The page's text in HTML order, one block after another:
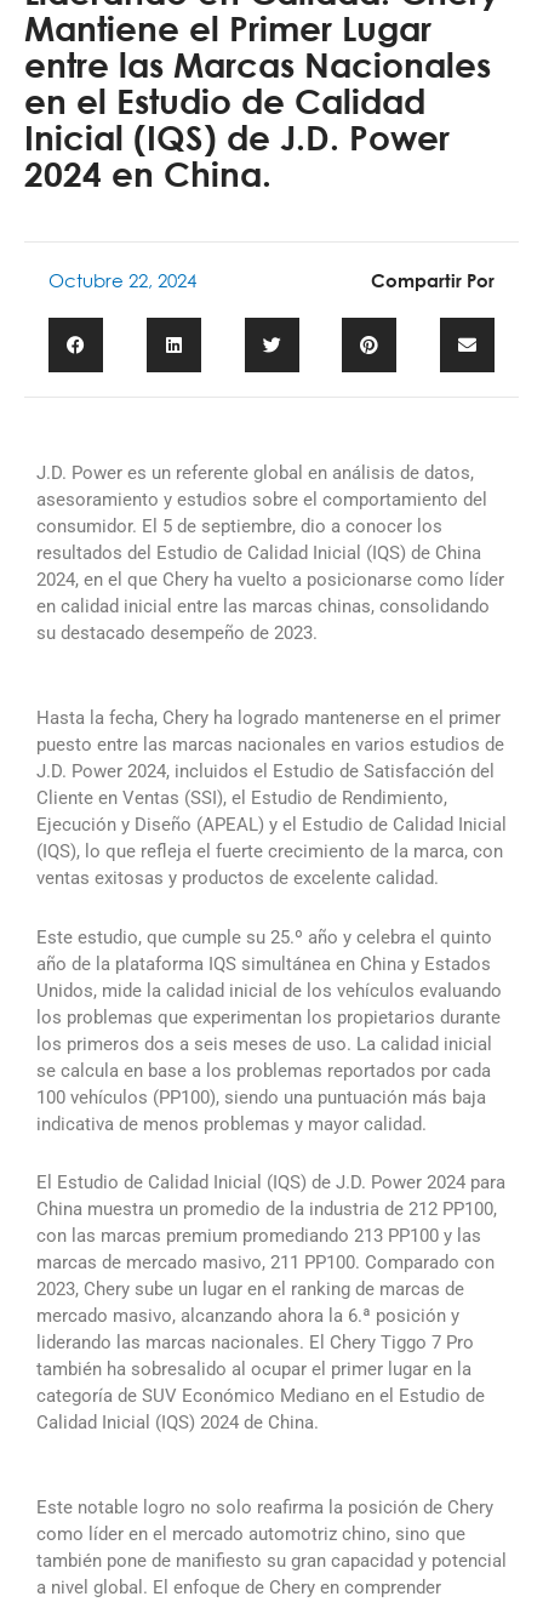
Mantiene el Primer Lugar
entre las Marcas Nacionales
en el Estudio de Calidad
Inicial (IQS) de J.D. Power
2024 en China.
Octubre 22, 2024 Compartir Por
J.D. Power es un referente global en análisis de datos,
asesoramiento y estudios sobre el comportamiento del
consumidor. El 5 de septiembre, dio a conocer los
resultados del Estudio de Calidad Inicial (IQS) de China
2024, en el que Chery ha vuelto a posicionarse como líder
en calidad inicial entre las marcas chinas, consolidando
su destacado desempeño de 2023.
Hasta la fecha, Chery ha logrado mantenerse en el primer
puesto entre las marcas nacionales en varios estudios de
J.D. Power 2024, incluidos el Estudio de Satisfacción del
Cliente en Ventas (SSI), el Estudio de Rendimiento,
Ejecución y Diseño (APEAL) y el Estudio de Calidad Inicial
(IQS), lo que refleja el fuerte crecimiento de la marca, con
ventas exitosas y productos de excelente calidad.
Este estudio, que cumple su 25.º año y celebra el quinto
año de la plataforma IQS simultánea en China y Estados
Unidos, mide la calidad inicial de los vehículos evaluando
los problemas que experimentan los propietarios durante
los primeros dos a seis meses de uso. La calidad inicial
se calcula en base a los problemas reportados por cada
100 vehículos (PP100), siendo una puntuación más baja
indicativa de menos problemas y mayor calidad.
El Estudio de Calidad Inicial (IQS) de J.D. Power 2024 para
China muestra un promedio de la industria de 212 PP100,
con las marcas premium promediando 213 PP100 y las
marcas de mercado masivo, 211 PP100. Comparado con
2023, Chery sube un lugar en el ranking de marcas de
mercado masivo, alcanzando ahora la 6.ª posición y
liderando las marcas nacionales. El Chery Tiggo 7 Pro
también ha sobresalido al ocupar el primer lugar en la
categoría de SUV Económico Mediano en el Estudio de
Calidad Inicial (IQS) 2024 de China.
Este notable logro no solo reafirma la posición de Chery
como líder en el mercado automotriz chino, sino que
también pone de manifiesto su gran capacidad y potencial
a nivel global. El enfoque de Chery en comprender